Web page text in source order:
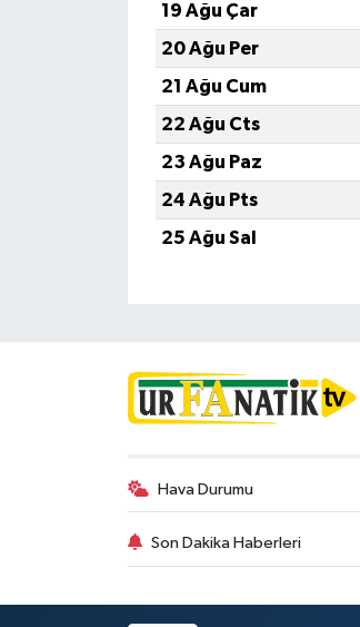
19 Ağu Çar
20 Ağu Per
21 Ağu Cum
22 Ağu Cts
23 Ağu Paz
24 Ağu Pts
25 Ağu Sal
Hava Durumu
Son Dakika Haberleri